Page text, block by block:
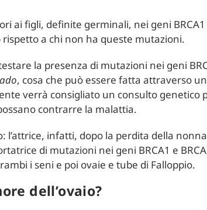
ai figli, definite germinali, nei geni
a chi non ha queste mutazioni.
la presenza di mutazioni nei geni
, cosa che può essere fatta attraverso
verrà consigliato un consulto genetico
contrarre la malattia.
l’attrice, infatti, dopo la perdita della
di mutazioni nei geni BRCA1 e
i seni e poi ovaie e tube di Falloppio.
dell’ovaio?